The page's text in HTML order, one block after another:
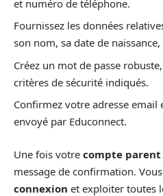
et numéro de téléphone.
Fournissez les données
son nom, sa date de
Créez un mot de passe
critères de sécurité indiqués.
Confirmez votre adresse email
envoyé par Educonnect.
Une fois votre compte parent
message de confirmation.
connexion et exploiter toutes